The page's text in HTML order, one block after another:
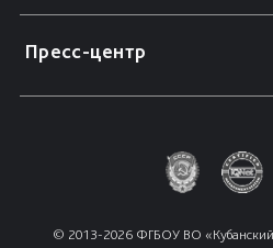
Пресс-центр
© 2013-2026 ФГБОУ ВО «Кубанский